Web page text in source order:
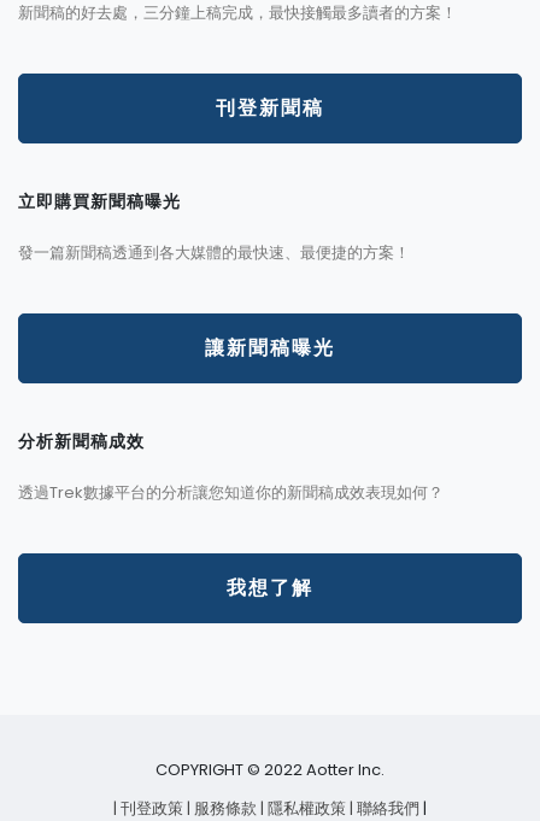
新聞稿的好去處，三分鐘上稿完成，最快接觸最多讀者的方案！
刊登新聞稿
立即購買新聞稿曝光
發一篇新聞稿透通到各大媒體的最快速、最便捷的方案！
讓新聞稿曝光
分析新聞稿成效
透過Trek數據平台的分析讓您知道你的新聞稿成效表現如何？
我想了解
COPYRIGHT © 2022 Aotter Inc.
| 刊登政策 | 服務條款 | 隱私權政策 | 聯絡我們 |